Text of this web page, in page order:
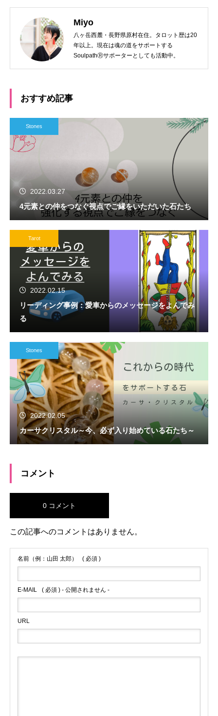
Miyo
八ヶ岳西麓・長野県原村在住。タロット歴は20
年以上。現在は魂の道をサポートする
SoulpathⓇサポーターとしても活動中。
おすすめ記事
Stones
2022.03.27
4元素との仲をつなぐ視点でご縁をいただいた石たち
Tarot
2022.02.15
リーディング事例：愛車からのメッセージをよんでみ
る
Stones
2022.02.05
カーサクリスタル～今、必ず入り始めている石たち～
コメント
0 コメント
この記事へのコメントはありません。
名前（例：山田 太郎） ( 必須 )
E-MAIL ( 必須 ) - 公開されません -
URL